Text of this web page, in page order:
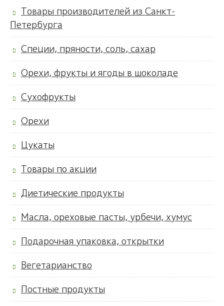
Товары производителей из Санкт-
Петербурга
Специи, пряности, соль, сахар
Орехи, фрукты и ягоды в шоколаде
Сухофрукты
Орехи
Цукаты
Товары по акции
Диетические продукты
Масла, ореховые пасты, урбечи, хумус
Подарочная упаковка, открытки
Вегетарианство
Постные продукты